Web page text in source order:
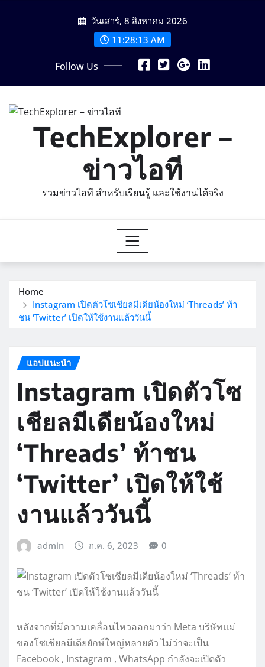
วันเสาร์, 8 สิงหาคม 2026
11:28:14 AM
Follow Us
TechExplorer –
ข่าวไอที
รวมข่าวไอที สำหรับเรียนรู้ และใช้งานได้จริง
Home
Instagram เปิดตัวโซเชียลมีเดียน้องใหม่ ‘Threads’ ท้า
ชน ‘Twitter’ เปิดให้ใช้งานแล้ววันนี้
แอปแนะนำ
Instagram เปิดตัวโซ
เชียลมีเดียน้องใหม่
‘Threads’ ท้าชน
‘Twitter’ เปิดให้ใช้
งานแล้ววันนี้
admin ก.ค. 6, 2023 0
หลังจากที่มีความเคลื่อนไหวออกมาว่า Meta บริษัทแม่
ของโซเชียลมีเดียยักษ์ใหญ่หลายตัว ไม่ว่าจะเป็น
Facebook , Instagram , WhatsApp กำลังจะเปิดตัว